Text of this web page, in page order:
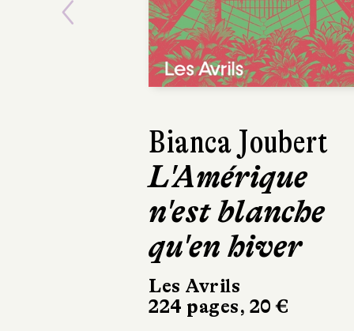
Bianca Joubert
L'Amérique
n'est blanche
qu'en hiver
Les Avrils
224 pages, 20 €
Le
Previous